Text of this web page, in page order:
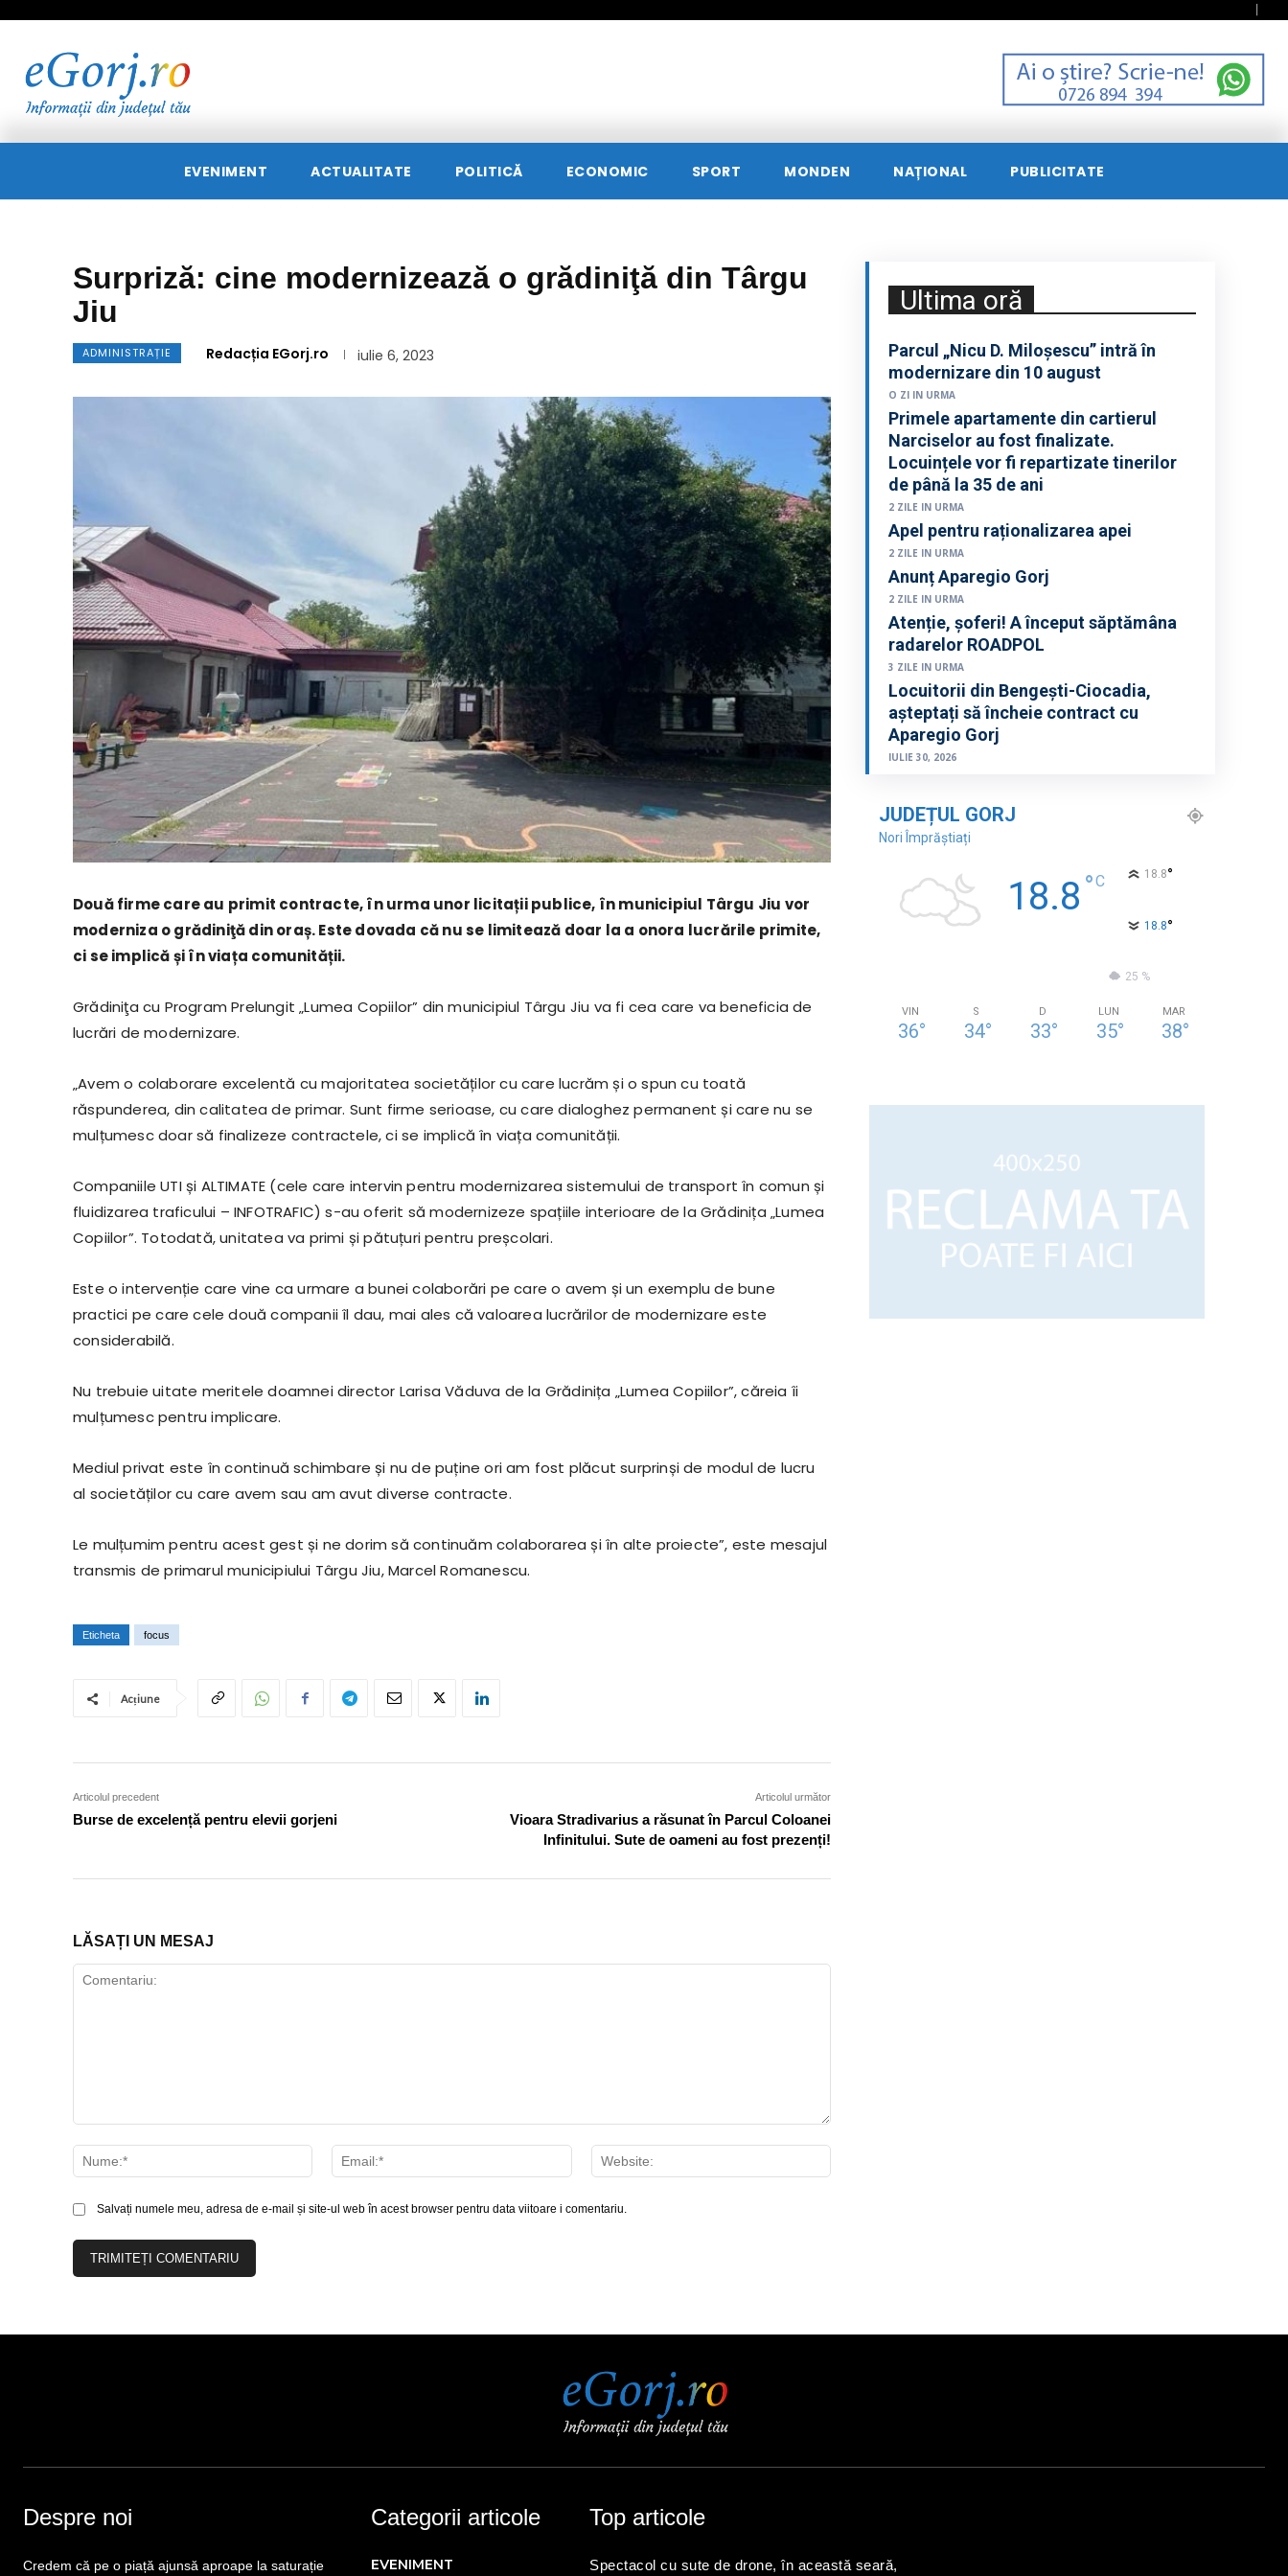
EVENIMENT ACTUALITATE POLITICĂ ECONOMIC SPORT MONDEN NAȚIONAL PUBLICITATE
Surpriză: cine modernizează o grădiniţă din Târgu
Jiu
ADMINISTRAȚIE Redacția EGorj.ro iulie 6, 2023
Două firme care au primit contracte, în urma unor licitații publice, în municipiul Târgu Jiu vor
moderniza o grădiniţă din oraș. Este dovada că nu se limitează doar la a onora lucrările primite,
ci se implică și în viața comunității.
Grădiniţa cu Program Prelungit „Lumea Copiilor” din municipiul Târgu Jiu va fi cea care va beneficia de
lucrări de modernizare.
„Avem o colaborare excelentă cu majoritatea societăților cu care lucrăm și o spun cu toată
răspunderea, din calitatea de primar. Sunt firme serioase, cu care dialoghez permanent și care nu se
mulțumesc doar să finalizeze contractele, ci se implică în viața comunității.
Companiile UTI și ALTIMATE (cele care intervin pentru modernizarea sistemului de transport în comun și
fluidizarea traficului – INFOTRAFIC) s-au oferit să modernizeze spațiile interioare de la Grădinița „Lumea
Copiilor”. Totodată, unitatea va primi și pătuțuri pentru preșcolari.
Este o intervenție care vine ca urmare a bunei colaborări pe care o avem și un exemplu de bune
practici pe care cele două companii îl dau, mai ales că valoarea lucrărilor de modernizare este
considerabilă.
Nu trebuie uitate meritele doamnei director Larisa Văduva de la Grădinița „Lumea Copiilor”, căreia îi
mulțumesc pentru implicare.
Mediul privat este în continuă schimbare și nu de puține ori am fost plăcut surprinși de modul de lucru
al societăților cu care avem sau am avut diverse contracte.
Le mulțumim pentru acest gest și ne dorim să continuăm colaborarea și în alte proiecte”, este mesajul
transmis de primarul municipiului Târgu Jiu, Marcel Romanescu.
Eticheta focus
Acțiune
Articolul precedent
Burse de excelență pentru elevii gorjeni
Articolul următor
Vioara Stradivarius a răsunat în Parcul Coloanei
Infinitului. Sute de oameni au fost prezenți!
LĂSAȚI UN MESAJ
Nume:*
Email:*
Salvați numele meu, adresa de e-mail și site-ul web în acest browser pentru data viitoare i comentariu.
Ultima oră
Parcul „Nicu D. Miloșescu” intră în
modernizare din 10 august
O ZI IN URMA
Primele apartamente din cartierul
Narciselor au fost finalizate.
Locuințele vor fi repartizate tinerilor
de până la 35 de ani
2 ZILE IN URMA
Apel pentru raționalizarea apei
2 ZILE IN URMA
Anunț Aparegio Gorj
2 ZILE IN URMA
Atenție, șoferi! A început săptămâna
radarelor ROADPOL
3 ZILE IN URMA
Locuitorii din Bengești-Ciocadia,
așteptați să încheie contract cu
Aparegio Gorj
IULIE 30, 2026
JUDEȚUL GORJ
Nori Împrăștiați
18.8 °C 18.8°
18.8°
25 %
VIN
36°
S
34°
D
33°
LUN
35°
MAR
38°
Despre noi
Credem că pe o piață ajunsă aproape la saturație
Categorii articole
EVENIMENT
Top articole
Spectacol cu sute de drone, în această seară,